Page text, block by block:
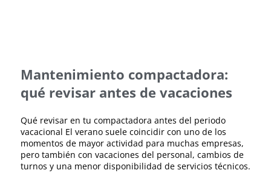
Mantenimiento compactadora:
qué revisar antes de vacaciones
Qué revisar en tu compactadora antes del periodo
vacacional El verano suele coincidir con uno de los
momentos de mayor actividad para muchas empresas,
pero también con vacaciones del personal, cambios de
turnos y una menor disponibilidad de servicios técnicos.